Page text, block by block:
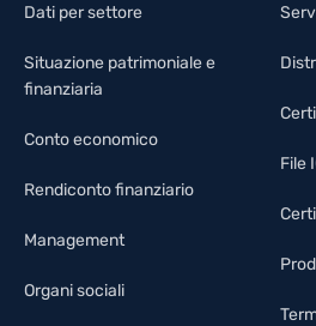
Dati per settore
Situazione patrimoniale e
finanziaria
Conto economico
Rendiconto finanziario
Management
Organi sociali
File